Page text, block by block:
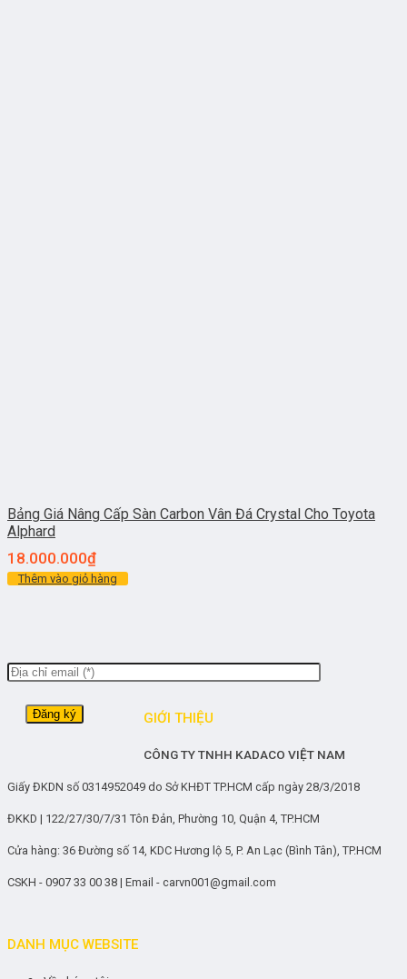
Bảng Giá Nâng Cấp Sàn Carbon Vân Đá Crystal Cho Toyota
Alphard
18.000.000₫
Thêm vào giỏ hàng
GIỚI THIỆU
CÔNG TY TNHH KADACO VIỆT NAM
Giấy ĐKDN số 0314952049 do Sở KHĐT TP.HCM cấp ngày 28/3/2018
ĐKKD | 122/27/30/7/31 Tôn Đản, Phường 10, Quận 4, TP.HCM
Cửa hàng: 36 Đường số 14, KDC Hương lộ 5, P. An Lạc (Bình Tân), TP.HCM
CSKH - 0907 33 00 38 | Email - carvn001@gmail.com
DANH MỤC WEBSITE